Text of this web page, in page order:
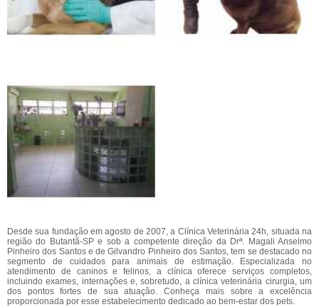
Desde sua fundação em agosto de 2007, a Clínica Veterinária 24h, situada na
região do Butantã-SP e sob a competente direção da Drª. Magali Anselmo
Pinheiro dos Santos e de Gilvandro Pinheiro dos Santos, tem se destacado no
segmento de cuidados para animais de estimação. Especializada no
atendimento de caninos e felinos, a clínica oferece serviços completos,
incluindo exames, internações e, sobretudo, a clínica veterinária cirurgia, um
dos pontos fortes de sua atuação. Conheça mais sobre a excelência
proporcionada por esse estabelecimento dedicado ao bem-estar dos pets.